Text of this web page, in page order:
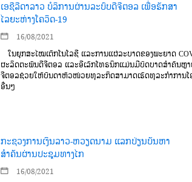
ເອຊີລີດາລາວ ບໍລິການຜ່ານລະບົບດີຈີຕອລ ເພື່ອຮັກສາ
ໄລຍະຫ່າງໂຄວິດ-19
16/08/2021
ໃນຍຸກສະໄໝເຕັກໂນໂລຊີ ແລະການແຜ່ລະບາດຂອງພະຍາດ
ຜະລິດຕະພັນດີຈີຕອລ ແລະອີເລັກໂທຣນິກແມ່ນມີບົດບາດສຳຄັນຫຼ
ຈີຕອລຊ່ວຍໃຫ້ບັນດາຫົວໜ່ວຍທຸລະກິດສາມາດເຮັດທຸລະກຳການໂ
ອື່ນໆ
ກະຊວງການເງິນລາວ-ຫວຽດນາມ ແລກປ່ຽນບັນຫາ
ສຳຄັນຜ່ານປະຊຸມທາງໄກ
16/08/2021